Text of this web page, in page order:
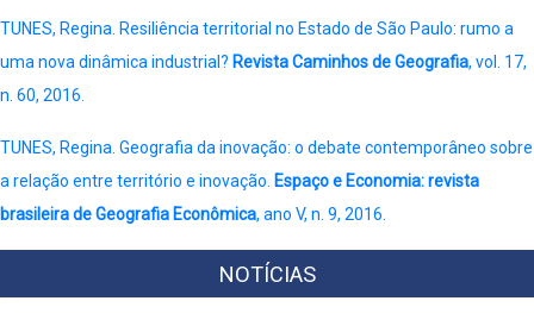
TUNES, Regina. Resiliência territorial no Estado de São Paulo: rumo a
uma nova dinâmica industrial? Revista Caminhos de Geografia, vol. 17,
n. 60, 2016.
TUNES, Regina. Geografia da inovação: o debate contemporâneo sobre
a relação entre território e inovação. Espaço e Economia: revista
brasileira de Geografia Econômica, ano V, n. 9, 2016.
NOTÍCIAS